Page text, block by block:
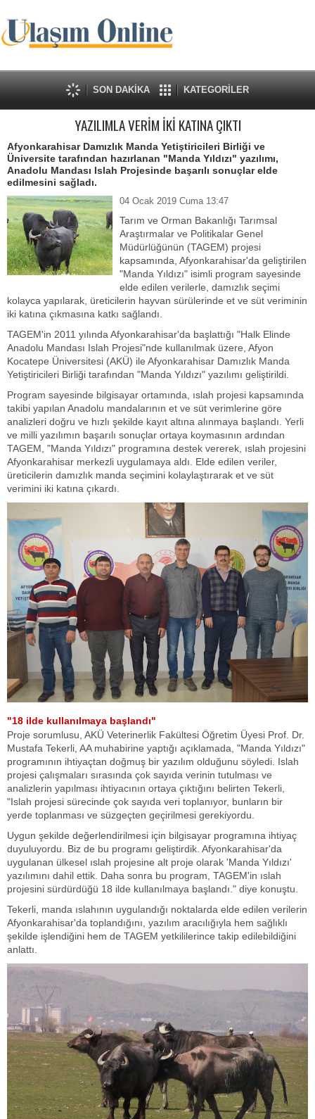
SON DAKİKA KATEGORİLER
YAZILIMLA VERİM İKİ KATINA ÇIKTI
Afyonkarahisar Damızlık Manda Yetiştiricileri Birliği ve
Üniversite tarafından hazırlanan "Manda Yıldızı" yazılımı,
Anadolu Mandası Islah Projesinde başarılı sonuçlar elde
edilmesini sağladı.
04 Ocak 2019 Cuma 13:47
Tarım ve Orman Bakanlığı Tarımsal
Araştırmalar ve Politikalar Genel
Müdürlüğünün (TAGEM) projesi
kapsamında, Afyonkarahisar'da geliştirilen
"Manda Yıldızı" isimli program sayesinde
elde edilen verilerle, damızlık seçimi
kolayca yapılarak, üreticilerin hayvan sürülerinde et ve süt veriminin
iki katına çıkmasına katkı sağlandı.
TAGEM'in 2011 yılında Afyonkarahisar'da başlattığı "Halk Elinde
Anadolu Mandası Islah Projesi"nde kullanılmak üzere, Afyon
Kocatepe Üniversitesi (AKÜ) ile Afyonkarahisar Damızlık Manda
Yetiştiricileri Birliği tarafından "Manda Yıldızı" yazılımı geliştirildi.
Program sayesinde bilgisayar ortamında, ıslah projesi kapsamında
takibi yapılan Anadolu mandalarının et ve süt verimlerine göre
analizleri doğru ve hızlı şekilde kayıt altına alınmaya başlandı. Yerli
ve milli yazılımın başarılı sonuçlar ortaya koymasının ardından
TAGEM, "Manda Yıldızı" programına destek vererek, ıslah projesini
Afyonkarahisar merkezli uygulamaya aldı. Elde edilen veriler,
üreticilerin damızlık manda seçimini kolaylaştırarak et ve süt
verimini iki katına çıkardı.
"18 ilde kullanılmaya başlandı"
Proje sorumlusu, AKÜ Veterinerlik Fakültesi Öğretim Üyesi Prof. Dr.
Mustafa Tekerli, AA muhabirine yaptığı açıklamada, "Manda Yıldızı"
programının ihtiyaçtan doğmuş bir yazılım olduğunu söyledi. Islah
projesi çalışmaları sırasında çok sayıda verinin tutulması ve
analizlerin yapılması ihtiyacının ortaya çıktığını belirten Tekerli,
"Islah projesi sürecinde çok sayıda veri toplanıyor, bunların bir
yerde toplanması ve süzgeçten geçirilmesi gerekiyordu.
Uygun şekilde değerlendirilmesi için bilgisayar programına ihtiyaç
duyuluyordu. Biz de bu programı geliştirdik. Afyonkarahisar'da
uygulanan ülkesel ıslah projesine alt proje olarak 'Manda Yıldızı'
yazılımını dahil ettik. Daha sonra bu program, TAGEM'in ıslah
projesini sürdürdüğü 18 ilde kullanılmaya başlandı." diye konuştu.
Tekerli, manda ıslahının uygulandığı noktalarda elde edilen verilerin
Afyonkarahisar'da toplandığını, yazılım aracılığıyla hem sağlıklı
şekilde işlendiğini hem de TAGEM yetkililerince takip edilebildiğini
anlattı.